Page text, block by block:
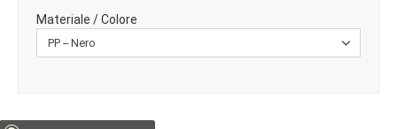
Materiale / Colore